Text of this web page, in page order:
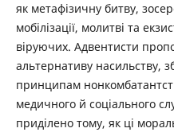
як метафізичну битву,
мобілізації, молитві та
віруючих. Адвентисти
альтернативу насильству,
принципам
медичного й соціального
приділено тому, як ці